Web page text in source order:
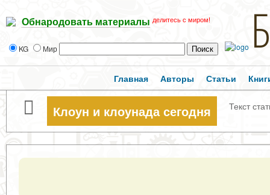
Обнародовать материалы делитесь с миром!
KG Мир
Главная Авторы Статьи
Клоун и клоунада сегодня Текст